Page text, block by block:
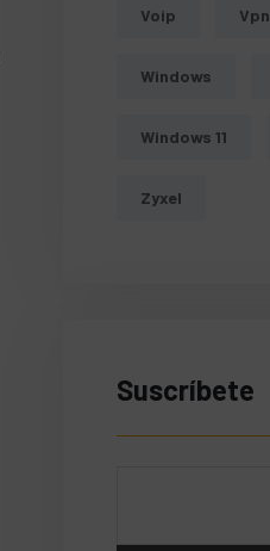
Voip Vpn
Windows
Windows 11
Zyxel
Suscríbete